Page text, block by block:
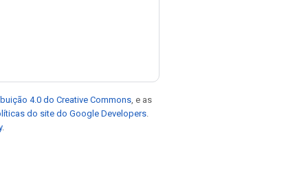
4.0 do Creative Commons , e as
do site do Google Developers
.